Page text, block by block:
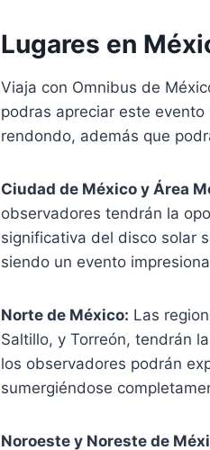
Lugares en
Viaja con Omnibus de
podras apreciar este
rendondo, además que
Ciudad de México y Área
observadores tendrán la
significativa del disco solar
siendo un evento
Norte de México: Las
Saltillo, y Torreón, tendrán
los observadores podrán
sumergiéndose
Noroeste y Noreste de